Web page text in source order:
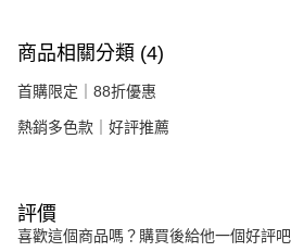
商品相關分類 (4)
首購限定｜88折優惠
熱銷多色款｜好評推薦
評價
喜歡這個商品嗎？購買後給他一個好評吧